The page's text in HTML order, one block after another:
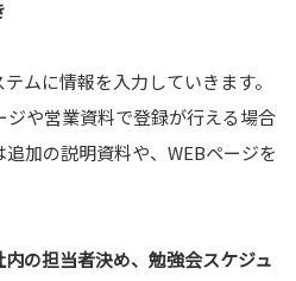
ムに情報を入力していきます。
ジや営業資料で登録が行える場合
加の説明資料や、WEBページを
の担当者決め、勉強会スケジュ